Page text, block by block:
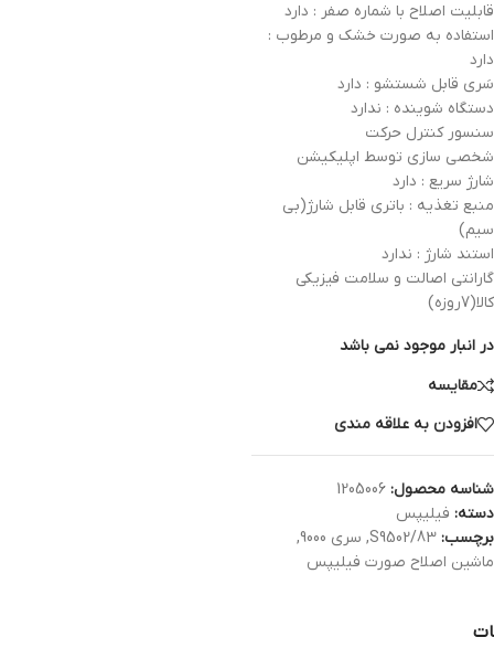
قابلیت اصلاح با شماره صفر : دارد
استفاده به صورت خشک و مرطوب :
دارد
سَری قابل شستشو : دارد
دستگاه شوینده : ندارد
سنسور کنترل حرکت
شخصی سازی توسط اپلیکیشن
شارژ سریع : دارد
منبع تغذیه : باتری قابل شارژ(بی
سیم)
استند شارژ : ندارد
گارانتی اصالت و سلامت فیزیکی
کالا(7روزه)
در انبار موجود نمی باشد
مقایسه
افزودن به علاقه مندی
شناسه محصول: 1205006
دسته: فیلیپس
برچسب: S9502/83
, سری 9000
,
ماشین اصلاح صورت فیلیپس